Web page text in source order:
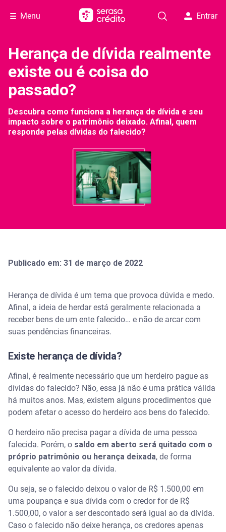
Menu Entrar
Herança de dívida realmente
existe ou é coisa do
passado?
Descubra como funciona a herança de dívida e seu
impacto sobre o patrimônio deixado. Afinal, quem
responde pelas dívidas do falecido?
Publicado em: 31 de março de 2022
Herança de dívida é um tema que provoca dúvida e medo.
Afinal, a ideia de herdar está geralmente relacionada a
receber bens de um ente falecido… e não de arcar com
suas pendências financeiras.
Existe herança de dívida?
Afinal, é realmente necessário que um herdeiro pague as
dívidas do falecido? Não, essa já não é uma prática válida
há muitos anos. Mas, existem alguns procedimentos que
podem afetar o acesso do herdeiro aos bens do falecido.
O herdeiro não precisa pagar a dívida de uma pessoa
falecida. Porém, o saldo em aberto será quitado com o
próprio patrimônio ou herança deixada, de forma
equivalente ao valor da dívida.
Ou seja, se o falecido deixou o valor de R$ 1.500,00 em
uma poupança e sua dívida com o credor for de R$
1.500,00, o valor a ser descontado será igual ao da dívida.
Caso o falecido não deixe herança, os credores apenas